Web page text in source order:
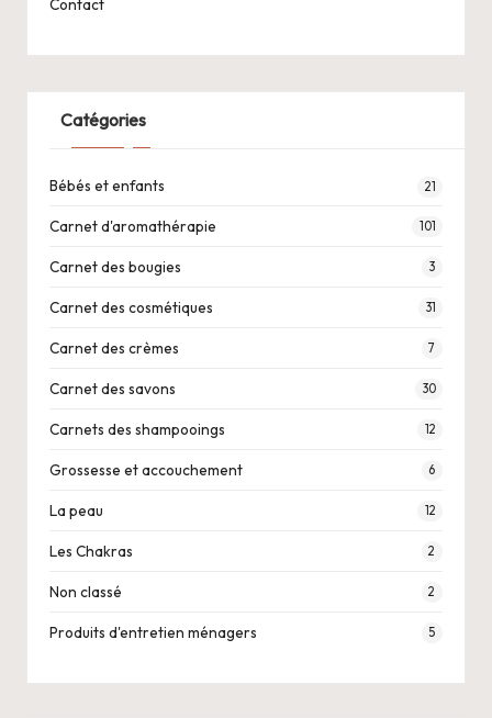
Contact
Catégories
Bébés et enfants 21
Carnet d'aromathérapie 101
Carnet des bougies 3
Carnet des cosmétiques 31
Carnet des crèmes 7
Carnet des savons 30
Carnets des shampooings 12
Grossesse et accouchement 6
La peau 12
Les Chakras 2
Non classé 2
Produits d'entretien ménagers 5